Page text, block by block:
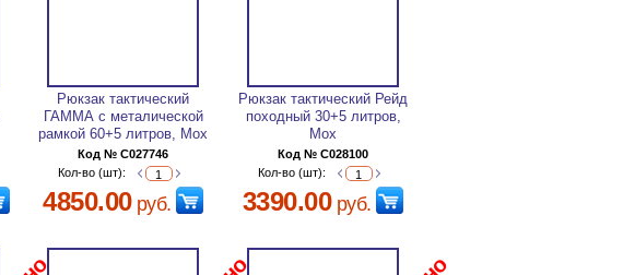
Рюкзак тактический
ГАММА с металической
рамкой 60+5 литров, Мох
Код № C027746
Кол-во (шт):
4850.00руб.
Рюкзак тактический Рейд
походный 30+5 литров,
Мох
Код № C028100
Кол-во (шт):
3390.00руб.